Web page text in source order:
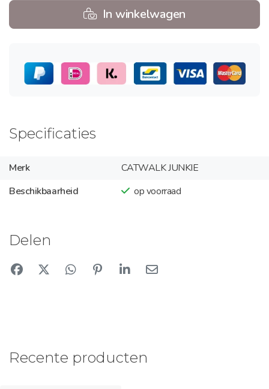
In winkelwagen
Specificaties
Merk
CATWALK JUNKIE
Beschikbaarheid
op voorraad
Delen
Recente producten